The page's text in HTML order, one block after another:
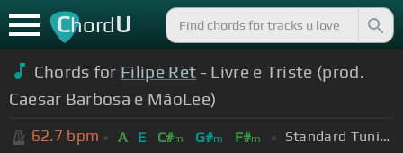
ChordU
Chords for Filipe Ret - Livre e Triste (prod.
Caesar Barbosa e MãoLee)
62.7 bpm A E C#m G#m F#m Standard Tuning (EADGBE)